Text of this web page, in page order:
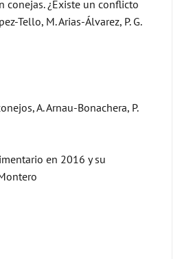
conejas. ¿Existe un conflicto
Tello, M. Arias-Álvarez, P. G.
A. Arnau-Bonachera, P.
en 2016 y su